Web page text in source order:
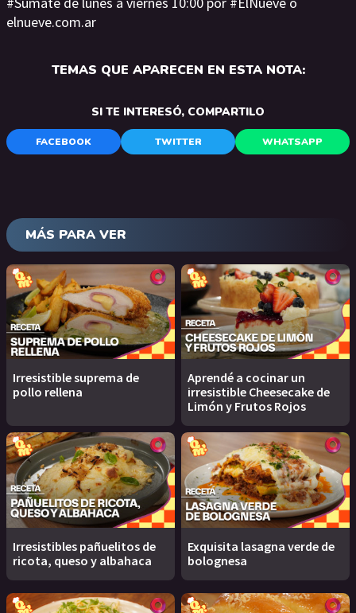
elnueve.com.ar
TEMAS QUE APARECEN EN ESTA NOTA:
SI TE INTERESÓ, COMPARTILO
FACEBOOK TWITTER WHATSAPP
MÁS PARA VER
Irresistible suprema de
pollo rellena
Aprendé a cocinar un
irresistible Cheesecake de
Limón y Frutos Rojos
Irresistibles pañuelitos de
ricota, queso y albahaca
Exquisita lasagna verde de
bolognesa